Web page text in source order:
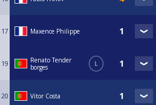
17 Maxence Philippe
19
Renato Tender
borges
L
20 Vitor Costa